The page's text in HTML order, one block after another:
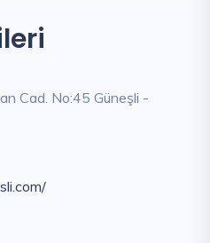
Cad. No:45 Güneşli -